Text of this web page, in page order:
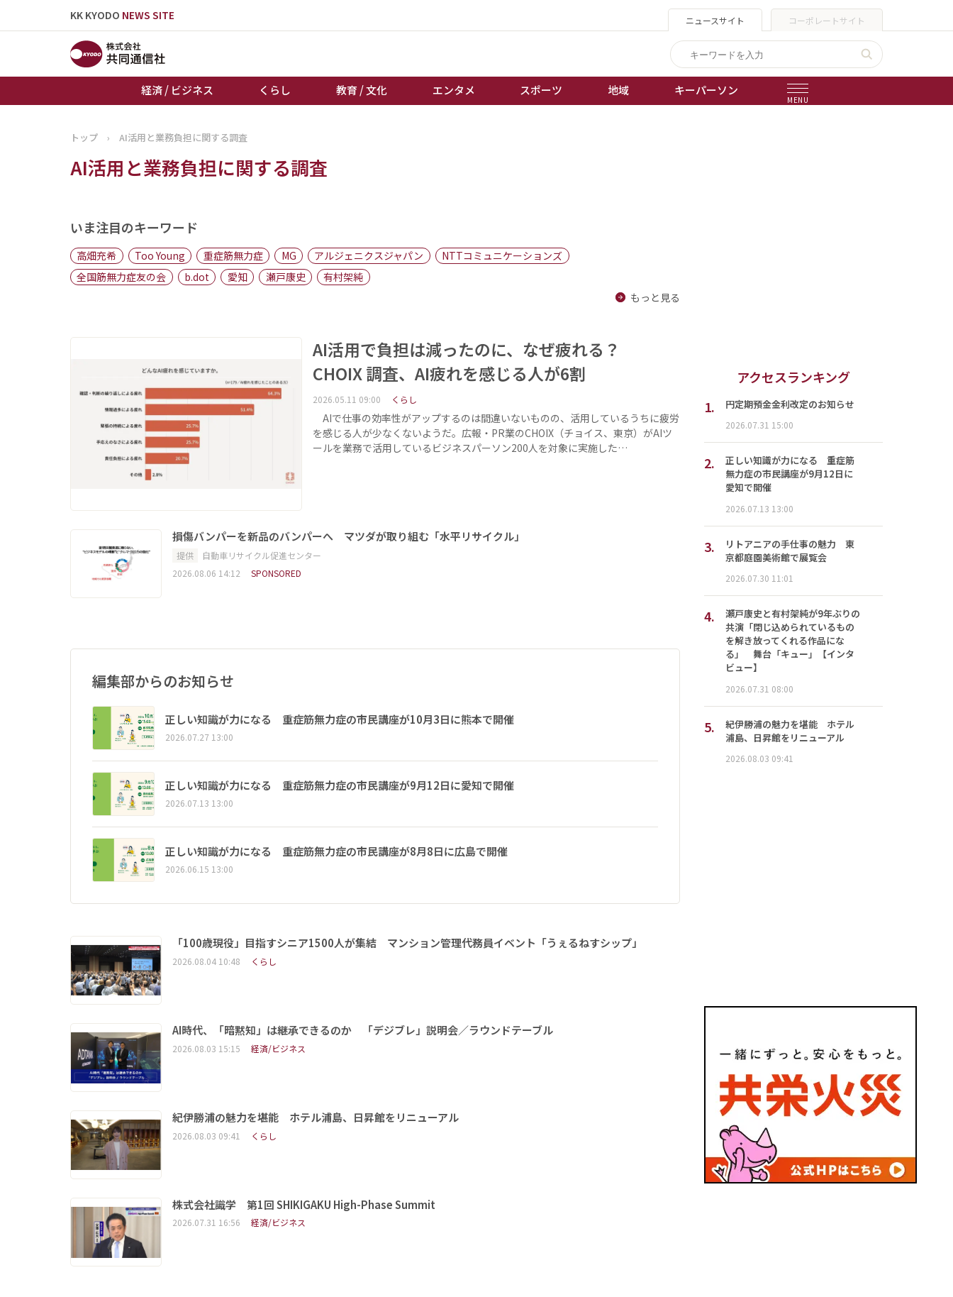
KK KYODO NEWS SITE ニュースサイト コーポレートサイト
経済 / ビジネス くらし 教育 / 文化 エンタメ スポーツ 地域 キーパーソン
MENU
トップページ
お知らせ
地域
キーパーソン
棋王戦
トップ › AI活用と業務負担に関する調査
AI活用と業務負担に関する調査
いま注目のキーワード
高畑充希 Too Young 重症筋無力症 MG アルジェニクスジャパン
NTTコミュニケーションズ
全国筋無力症友の会
b.dot 愛知 瀬戸康史
有村架純
もっと見る
AI活用で負担は減ったのに、なぜ疲れる？
CHOIX 調査、AI疲れを感じる人が6割
2026.05.11 09:00 くらし
AIで仕事の効率性がアップするのは間違いないものの、活用しているうちに疲労
を感じる人が少なくないようだ。広報・PR業のCHOIX（チョイス、東京）がAIツ
ールを業務で活用しているビジネスパーソン200人を対象に実施した…
損傷バンパーを新品のバンパーへ マツダが取り組む「水平リサイクル」
提供
自動車リサイクル促進センター
2026.08.06 14:12
SPONSORED
編集部からのお知らせ
正しい知識が力になる 重症筋無力症の市民講座が10月3日に熊本で開催
2026.07.27 13:00
正しい知識が力になる 重症筋無力症の市民講座が9月12日に愛知で開催
2026.07.13 13:00
正しい知識が力になる 重症筋無力症の市民講座が8月8日に広島で開催
2026.06.15 13:00
「100歳現役」目指すシニア1500人が集結 マンション管理代務員イベント「うぇるねすシップ」
2026.08.04 10:48 くらし
AI時代、「暗黙知」は継承できるのか 「デジブレ」説明会／ラウンドテーブル
2026.08.03 15:15 経済/ビジネス
紀伊勝浦の魅力を堪能 ホテル浦島、日昇館をリニューアル
2026.08.03 09:41 くらし
株式会社識学 第1回 SHIKIGAKU High-Phase Summit
2026.07.31 16:56 経済/ビジネス
アクセスランキング
1.
円定期預金金利改定のお知らせ
2026.07.31 15:00
2.
正しい知識が力になる 重症筋
無力症の市民講座が9月12日に
愛知で開催
2026.07.13 13:00
3.
リトアニアの手仕事の魅力 東
京都庭園美術館で展覧会
2026.07.30 11:01
4.
瀬戸康史と有村架純が9年ぶりの
共演「閉じ込められているもの
を解き放ってくれる作品にな
る」 舞台「キュー」【インタ
ビュー】
2026.07.31 08:00
5.
紀伊勝浦の魅力を堪能 ホテル
浦島、日昇館をリニューアル
2026.08.03 09:41